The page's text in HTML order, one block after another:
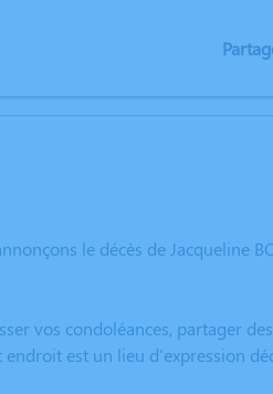
le décès de Jacqueline
vos condoléances, partager
endroit est un lieu d'expression